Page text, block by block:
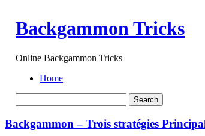
Backgammon Tricks
Online Backgammon Tricks
Home
Backgammon – Trois stratégies